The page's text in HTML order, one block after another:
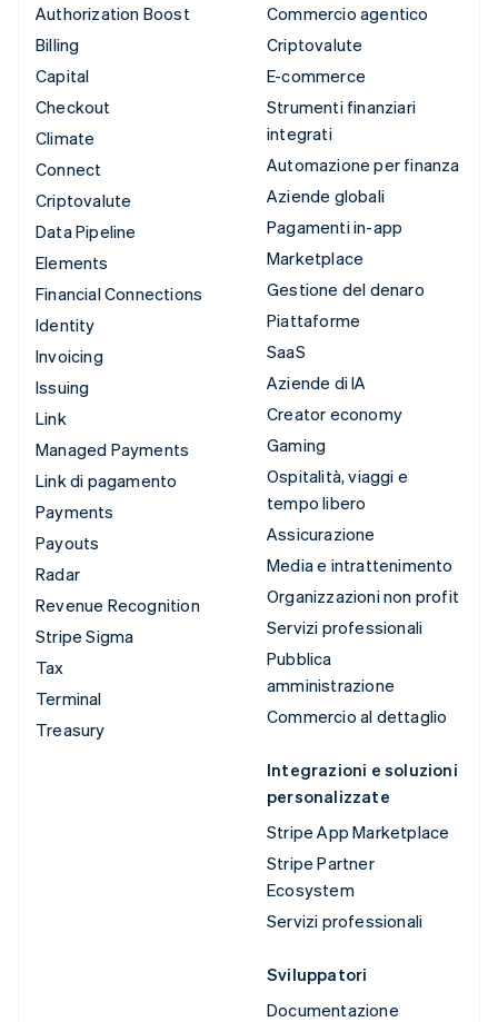
Authorization Boost
Billing
Capital
Checkout
Climate
Connect
Criptovalute
Data Pipeline
Elements
Financial Connections
Identity
Invoicing
Issuing
Link
Managed Payments
Link di pagamento
Payments
Payouts
Radar
Revenue Recognition
Stripe Sigma
Tax
Terminal
Treasury
Commercio agentico
Criptovalute
E-commerce
Strumenti finanziari
integrati
Automazione per finanza
Aziende globali
Pagamenti in-app
Marketplace
Gestione del denaro
Piattaforme
SaaS
Aziende di IA
Creator economy
Gaming
Ospitalità, viaggi e
tempo libero
Assicurazione
Media e intrattenimento
Organizzazioni non profit
Servizi professionali
Pubblica
amministrazione
Commercio al dettaglio
Integrazioni e soluzioni
personalizzate
Stripe App Marketplace
Stripe Partner
Ecosystem
Servizi professionali
Sviluppatori
Documentazione